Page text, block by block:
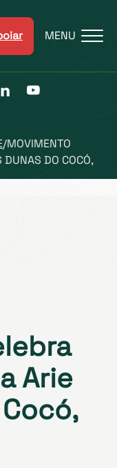
MENU
/MOVIMENTO
DUNAS DO COCÓ,
Arie